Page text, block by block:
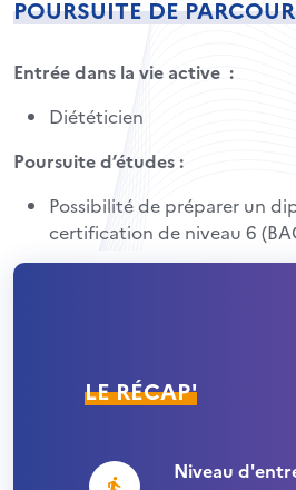
POURSUITE DE
Entrée dans la vie active :
Diététicien
Poursuite d’études :
Possibilité de préparer un
certification de niveau 6
LE RÉCAP'
Niveau